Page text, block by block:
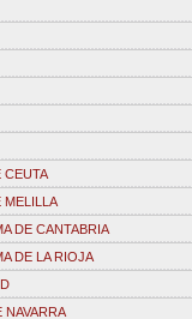
CEUTA
MELILLA
DE CANTABRIA
DE LA RIOJA
NAVARRA